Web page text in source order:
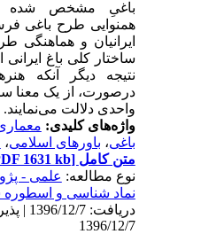
باغیِ مشخص شده
همنوایی طرح باغی فرش
ایرانیان و هماهنگی
ساختار کلی باغ ایرانی
نتیجه دیگر آنکه
درصورت، از یک معنا
واحدی دلالت می‌نمایند.
واژه‌های کلیدی:معماری
باغی،باورهای اسلامی،
متن کامل[PDF 1631 kb]
نوع مطالعه:علمی -
نماد شناسی و اسطوره
1396/12/7